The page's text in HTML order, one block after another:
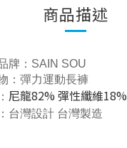
商品描述
牌：SAIN SOU
： 彈力運動長褲
尼龍82% 彈性纖維18%
台灣設計 台灣製造